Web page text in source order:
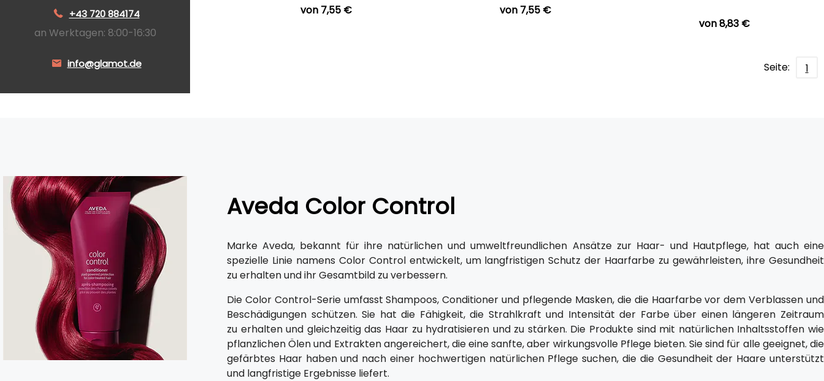
+43 720 884174
an Werktagen: 8:00-16:30
info@glamot.de
von 7,55 € von 7,55 €
von 8,83 €
Seite: 1
Aveda Color Control
Marke Aveda, bekannt für ihre natürlichen und umweltfreundlichen Ansätze zur Haar- und Hautpflege, hat auch eine
spezielle Linie namens Color Control entwickelt, um langfristigen Schutz der Haarfarbe zu gewährleisten, ihre Gesundheit
zu erhalten und ihr Gesamtbild zu verbessern.
Die Color Control-Serie umfasst Shampoos, Conditioner und pflegende Masken, die die Haarfarbe vor dem Verblassen und
Beschädigungen schützen. Sie hat die Fähigkeit, die Strahlkraft und Intensität der Farbe über einen längeren Zeitraum
zu erhalten und gleichzeitig das Haar zu hydratisieren und zu stärken. Die Produkte sind mit natürlichen Inhaltsstoffen wie
pflanzlichen Ölen und Extrakten angereichert, die eine sanfte, aber wirkungsvolle Pflege bieten. Sie sind für alle geeignet, die
gefärbtes Haar haben und nach einer hochwertigen natürlichen Pflege suchen, die die Gesundheit der Haare unterstützt
und langfristige Ergebnisse liefert.